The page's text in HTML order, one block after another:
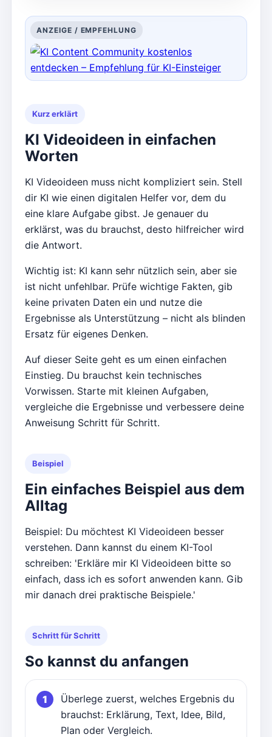
ANZEIGE / EMPFEHLUNG
Kurz erklärt
KI Videoideen in einfachen
Worten
KI Videoideen muss nicht kompliziert sein. Stell
dir KI wie einen digitalen Helfer vor, dem du
eine klare Aufgabe gibst. Je genauer du
erklärst, was du brauchst, desto hilfreicher wird
die Antwort.
Wichtig ist: KI kann sehr nützlich sein, aber sie
ist nicht unfehlbar. Prüfe wichtige Fakten, gib
keine privaten Daten ein und nutze die
Ergebnisse als Unterstützung – nicht als blinden
Ersatz für eigenes Denken.
Auf dieser Seite geht es um einen einfachen
Einstieg. Du brauchst kein technisches
Vorwissen. Starte mit kleinen Aufgaben,
vergleiche die Ergebnisse und verbessere deine
Anweisung Schritt für Schritt.
Beispiel
Ein einfaches Beispiel aus dem
Alltag
Beispiel: Du möchtest KI Videoideen besser
verstehen. Dann kannst du einem KI-Tool
schreiben: 'Erkläre mir KI Videoideen bitte so
einfach, dass ich es sofort anwenden kann. Gib
mir danach drei praktische Beispiele.'
Schritt für Schritt
So kannst du anfangen
Überlege zuerst, welches Ergebnis du
brauchst: Erklärung, Text, Idee, Bild,
Plan oder Vergleich.